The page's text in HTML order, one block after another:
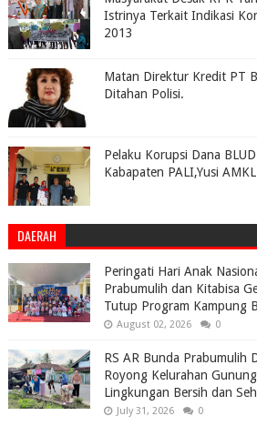
Istrinya Terkait Indikasi
2013
Matan Direktur Kredit PT
Ditahan Polisi.
Pelaku Korupsi Dana
Kabapaten PALI,Yusi
DAERAH
Peringati Hari Anak
Prabumulih dan Kitabisa
Tutup Program Kampung
August 02, 2026 0
RS AR Bunda Prabumulih
Royong Kelurahan
Lingkungan Bersih dan
July 31, 2026 0